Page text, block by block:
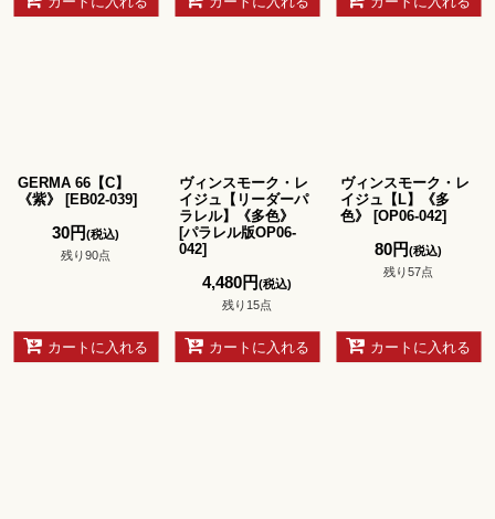
GERMA 66【C】
《紫》
[EB02-039]
30円(税込)
残り90点
カートに入れる
ヴィンスモーク・レ
イジュ【リーダーパ
ラレル】《多色》
[パラレル版OP06-
042]
4,480円(税込)
残り15点
カートに入れる
ヴィンスモーク・レ
イジュ【L】《多
色》
[OP06-042]
80円(税込)
残り57点
カートに入れる